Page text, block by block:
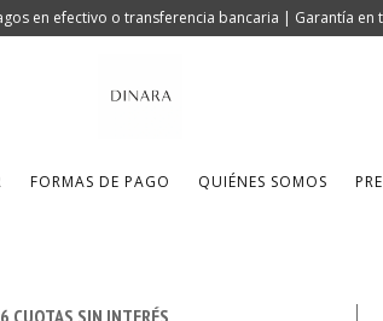
en efectivo o transferencia bancaria | Garantía
FORMAS DE PAGO QUIÉNES SOMOS
6 CUOTAS SIN INTERÉS